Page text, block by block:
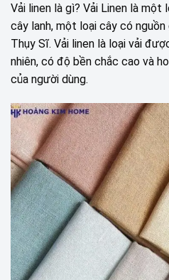
Vải linen là gì? Vải Linen là
cây lanh, một loại cây có
Thụy Sĩ. Vải linen là loại vải
nhiên, có độ bền chắc cao và
của người dùng.